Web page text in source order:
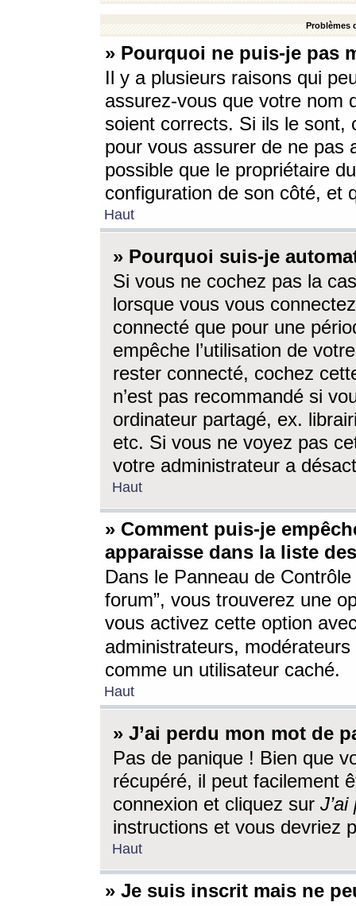
Problèmes
» Pourquoi ne puis-je pas
Il y a plusieurs raisons qui
assurez-vous que votre nom
soient corrects. Si ils le sont,
pour vous assurer de ne pas
possible que le propriétaire
configuration de son côté, et
Haut
» Pourquoi suis-je
Si vous ne cochez pas la
lorsque vous vous
connecté que pour une
empêche l’utilisation de
rester connecté, cochez
n’est pas recommandé si
ordinateur partagé, ex.
etc. Si vous ne voyez pas
votre administrateur a
Haut
» Comment puis-je
apparaisse dans la liste
Dans le Panneau de
forum”, vous trouverez une
vous activez cette option
administrateurs,
comme un utilisateur caché.
Haut
» J’ai perdu mon mot de
Pas de panique ! Bien que
récupéré, il peut facilement
connexion et cliquez sur
instructions et vous devriez
Haut
» Je suis inscrit mais ne